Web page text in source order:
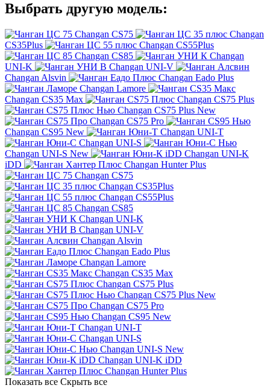
Выбрать другую модель:
Changan CS75
Changan
CS35Plus
Changan CS55Plus
Changan CS85
Changan
UNI-K
Changan UNI-V
Changan Alsvin
Changan Eado Plus
Changan Lamore
Changan CS35 Max
Changan CS75 Plus
Changan CS75 Plus New
Changan CS75 Pro
Changan CS95 New
Changan UNI-T
Changan UNI-S
Changan UNI-S New
Changan UNI-K
iDD
Changan Hunter Plus
Changan CS75
Changan CS35Plus
Changan CS55Plus
Changan CS85
Changan UNI-K
Changan UNI-V
Changan Alsvin
Changan Eado Plus
Changan Lamore
Changan CS35 Max
Changan CS75 Plus
Changan CS75 Plus New
Changan CS75 Pro
Changan CS95 New
Changan UNI-T
Changan UNI-S
Changan UNI-S New
Changan UNI-K iDD
Changan Hunter Plus
Показать все Скрыть все